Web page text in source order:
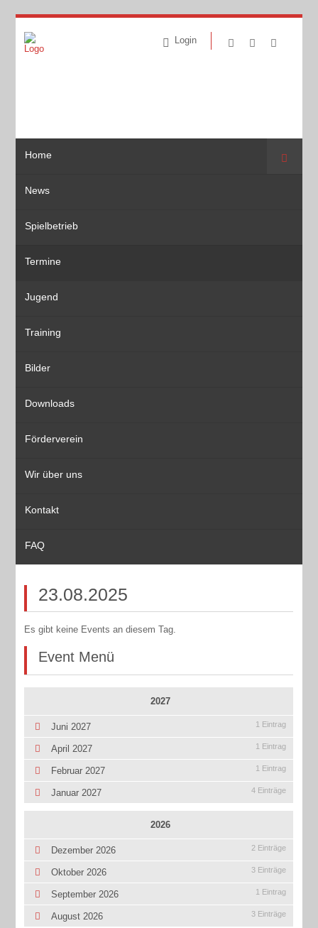
Login
Home
News
Spielbetrieb
Termine
Jugend
Training
Bilder
Downloads
Förderverein
Wir über uns
Kontakt
FAQ
Suche
23.08.2025
Es gibt keine Events an diesem Tag.
Event Menü
2027
Juni 2027 1 Eintrag
April 2027 1 Eintrag
Februar 2027 1 Eintrag
Januar 2027 4 Einträge
2026
Dezember 2026 2 Einträge
Oktober 2026 3 Einträge
September 2026 1 Eintrag
August 2026 3 Einträge